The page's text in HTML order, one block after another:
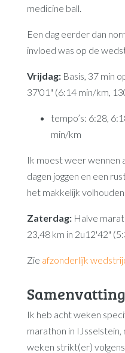
medicine ball.
Een dag eerder dan
invloed was op de
Vrijdag:Basis, 37 min
37'01" (6:14 min/km,
tempo’s: 6:28,
min/km
Ik moest weer wennen
dagen joggen en een
het makkelijk volhouden.
Zaterdag:Halve
23,48 km in 2u12'42"
Zie afzonderlijk
Samenvatting
Ik heb acht weken
marathon in
weken strikt(er)